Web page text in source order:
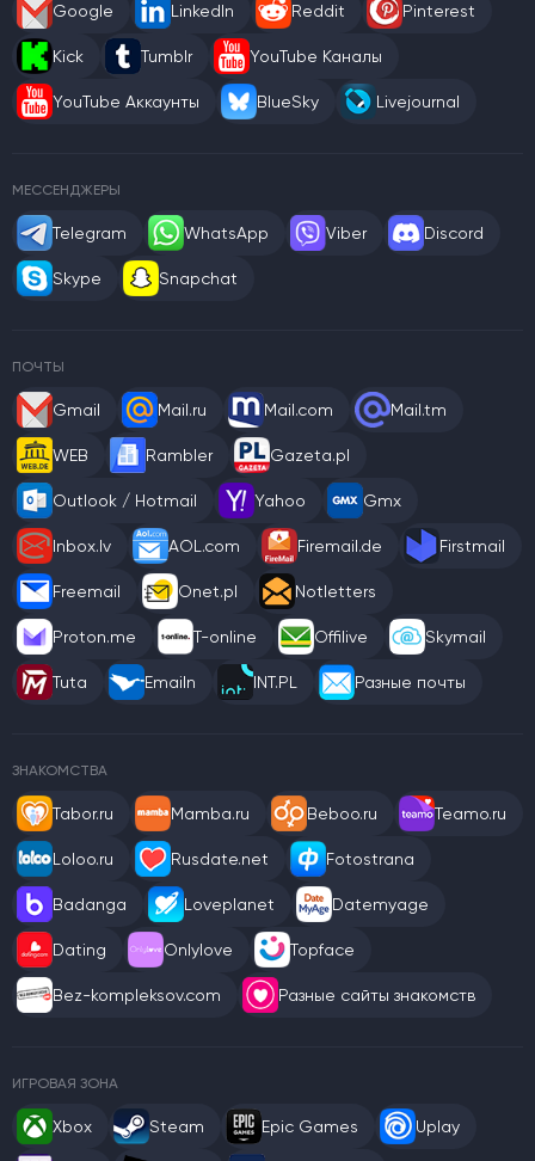
Google LinkedIn Reddit Pinterest
Kick Tumblr YouTube Каналы
YouTube Аккаунты BlueSky Livejournal
МЕССЕНДЖЕРЫ
Telegram WhatsApp Viber Discord
Skype Snapchat
ПОЧТЫ
Gmail Mail.ru Mail.com Mail.tm
WEB Rambler Gazeta.pl
Outlook / Hotmail Yahoo Gmx
Inbox.lv AOL.com Firemail.de Firstmail
Freemail Onet.pl Notletters
Proton.me T-online Offilive Skymail
Tuta Emailn INT.PL Разные почты
ЗНАКОМСТВА
Tabor.ru Mamba.ru Beboo.ru Teamo.ru
Loloo.ru Rusdate.net Fotostrana
Badanga Loveplanet Datemyage
Dating Onlylove Topface
Bez-kompleksov.com Разные сайты знакомств
ИГРОВАЯ ЗОНА
Xbox Steam Epic Games Uplay